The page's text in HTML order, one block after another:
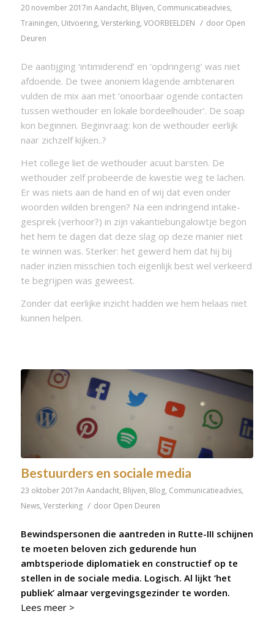
20 november 2017in Aandacht, Blijven, Communicatieadvies,
Trainingen, Uitvoering, Versterking, VOORBEELDEN / door Open
Deuren
De aantijging ‘intimiderend’ en ‘opdringerig’ was niet
afdoende. De twee anoniem klagende ambtenaren
vulden de mix aan met ‘onoorbaar ogende contacten
tussen wethouder en lokale bordeelhouder’. De soap
kon beginnen. Beginvraag: kon de wethouder eerlijk
naar zichzelf kijken..?
Het college liet de wethouder acuut barsten. De
wethouder zelf probeerde de kwestie weg te lachen.
Er was niets aan de hand en of wij dat even onder
woorden wilden brengen? Na een indringend intake-
gesprek (verhoor?) in zijn vakantiebungalowtje begon
het hem te dagen dat deze slag op deze manier niet
te winnen was. Sterker: het gewerd hem dat hij bij
nader inzien misschien toch eigenlijk best wel verkeerd
te begrijpen was geweest.
Zonder dat eerlijke inzicht hadden we hem helaas niet
kunnen helpen.
Bestuurders en sociale media
23 oktober 2017in Aandacht, Blijven, Blog, Communicatieadvies,
News, Versterking / door Open Deuren
Bewindspersonen die aantreden in Rutte-III schijnen
te moeten beloven zich gedurende hun
ambtsperiode diplomatiek en constructief op te
stellen in de sociale media. Logisch. Al lijkt ‘het
publiek’ almaar vergevingsgezinder te worden.
Lees meer >